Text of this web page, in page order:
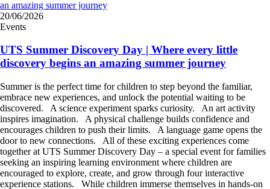
20/06/2026
Events
UTS Summer Discovery Day | Where every little
discovery begins an amazing summer journey
Summer is the perfect time for children to step beyond the familiar,
embrace new experiences, and unlock the potential waiting to be
discovered. A science experiment sparks curiosity. An art activity
inspires imagination. A physical challenge builds confidence and
encourages children to push their limits. A language game opens the
door to new connections. All of these exciting experiences come
together at UTS Summer Discovery Day – a special event for families
seeking an inspiring learning environment where children are
encouraged to explore, create, and grow through four interactive
experience stations. While children immerse themselves in hands-on